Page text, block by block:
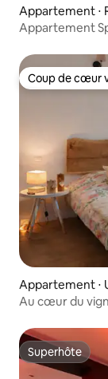
Appartement ⋅
Appartement
Coup de cœur
Coup de cœur
Appartement ⋅
Au cœur du
Superhôte
Superhôte